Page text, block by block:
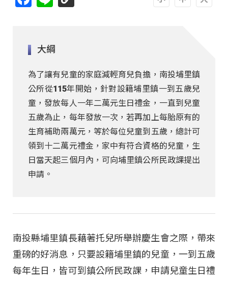
大綱
為了讓有兒童的家庭減輕育兒負擔，南投埔里鎮
公所從115年開始，針對設籍埔里鎮一到五歲兒
童，發放每人一年二萬元生日禮金，一直到兒童
五歲為止，每年發放一次，若再加上每胎原有的
生育補助兩萬元，等於每位兒童到五歲，總計可
領到十二萬元禮金，家中有符合資格的兒童，生
日當天起三個月內，可向埔里鎮公所民政課提出
申請。
南投縣埔里鎮長藉著托兒所舉辦慶生會之際，帶來
重磅的好消息，只要設籍埔里鎮的兒童，一到五歲
每年生日，皆可到鎮公所民政課，申請兒童生日禮